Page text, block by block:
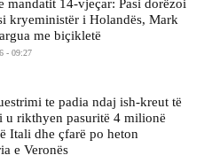
mandatit 14-vjeçar: Pasi dorëzoi
kryeministër i Holandës, Mark
me biçikletë
- 09:27
te padia ndaj ish-kreut të
u rikthyen pasuritë 4 milionë
Itali dhe çfarë po heton
e Veronës